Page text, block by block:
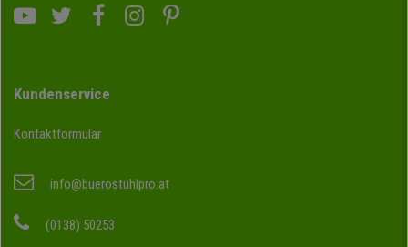
Kundenservice
Kontaktformular
info@buerostuhlpro.at
(0138) 50253